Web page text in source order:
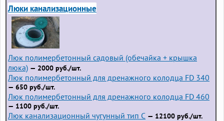
Люки канализационные
Люк полимербетонный садовый (обечайка + крышка
люка) — 2000 руб./шт.
Люк полимербетонный для дренажного колодца FD 340
— 650 руб./шт.
Люк полимербетонный для дренажного колодца FD 460
— 1100 руб./шт.
Люк канализационный чугунный тип С — 12100 руб./шт.